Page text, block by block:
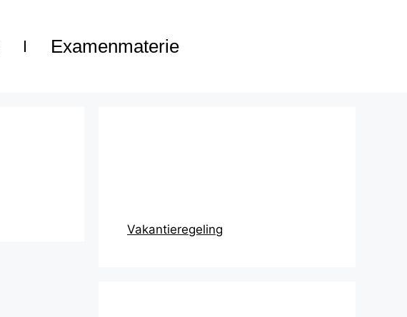
Examenmaterie
Vakantieregeling